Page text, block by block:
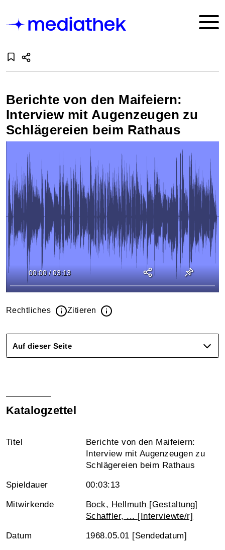
Berichte von den Maifeiern:
Interview mit Augenzeugen zu
Schlägereien beim Rathaus
00:00 / 03:13
Rechtliches Zitieren
Auf dieser Seite
Katalogzettel
Titel
Berichte von den Maifeiern:
Interview mit Augenzeugen zu
Schlägereien beim Rathaus
Spieldauer 00:03:13
Mitwirkende
Bock, Hellmuth [Gestaltung]
Schaffler, ... [Interviewte/r]
Datum 1968.05.01 [Sendedatum]